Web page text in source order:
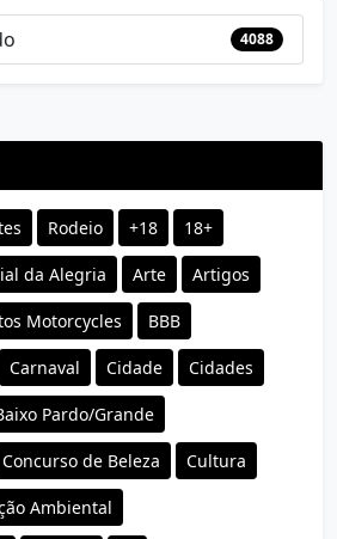
4088
Rodeio +18 18+
da Alegria Arte Artigos
Motorcycles BBB
Carnaval Cidade Cidades
Pardo/Grande
Concurso de Beleza Cultura
Ambiental